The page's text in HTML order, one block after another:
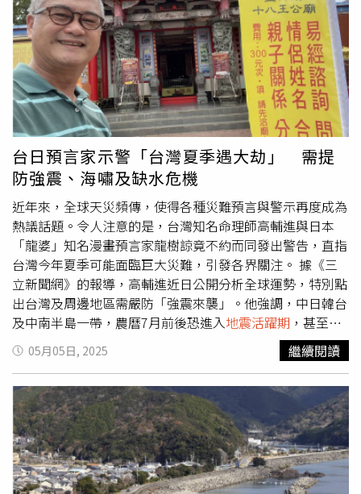
上台灣正值地震活躍期與即將來臨的颱風季，若再遇極端氣
候災害，恐怕將是「雪崩加冰雹」。因此政府應借鏡1930
年代美國大蕭條時期，以擴大公共建設作為穩定經濟與維持
就業的策略，提升國土與經濟的整體韌性。林岱樺進一步指
出，基礎建設的加速推動，除可維持產業資金流動，也有助
於激勵內需。她主張，對老舊民宅應提供改建優惠，提升抗
震力與安全性；對老舊校舍則應納入防災與避難功能改建，
守護學童安全。「在服務業方面，觀光、商圈與餐飲等產業
面臨匯率波動與外部消費力下降。」林岱樺建議政府，提出
短期紓困措施，穩住營運動能、避免連鎖倒閉效應，並強化
金融支援與勞工保護機制，穩定民眾就業。此外，農業升級
也有重要性，未來台灣農、漁、牧業面對市場開放與國際競
爭，必須導入先進技術、精準農業與基因定序，提升生產效
率與競爭力。林岱樺建議政府雙軌並進，透過市場機制與政
策工具協同操作，縮小本土產業與國際間的成本差距。「強
化社會與國土韌性，不僅是面對災害的應對工程，更是守護
人民生活、讓台灣在全球風險中站穩腳步的重要戰略。」林
岱樺指出，從蔡英文總統到賴清德總統，中央政府持續推動
公共建設，是推升產業活力與穩定就業的基礎。另外，林岱
樺建議可善用年度預算結餘，作為吸收台水凍漲成本的資
源，減輕民眾負擔、穩定物價。
台日預言家示警「台灣夏季遇大劫」 需提
防強震、海嘯及缺水危機
近年來，全球天災頻傳，使得各種災難預言與警示再度成為
熱議話題。令人注意的是，台灣知名命理師高輔進與日本
「龍婆」知名漫畫預言家龍樹諒竟不約而同發出警告，直指
台灣今年夏季可能面臨巨大災難，引發各界關注。 據《三
立新聞網》的報導，高輔進近日公開分析全球運勢，特別點
出台灣及周邊地區需嚴防「強震來襲」。他強調，中日韓台
及中南半島一帶，農曆7月前後恐進入地震活躍期 ，甚至可
能出現規模更大的震災。儘管科學界至今仍無法準確預測地
震，但這番言論已讓不少民眾感到不安。 巧合的是，被譽
為「日本神準預言漫畫家」的龍樹諒早在其暢銷漫畫《我所
看見的未來》中，就明確標註2025年7月5日為關鍵災難
日。她預測當天可能發生海底火山爆發，並引發40公尺高的
毀滅性海嘯，影響範圍涵蓋日本、台灣、香港及菲律賓等
地，更特別警示台灣將遭受嚴重衝擊。雖然高輔進所指的
「農曆七月」與龍樹諒的「國曆7月」略有出入，但兩者時
05月05日, 2025 繼續閱讀